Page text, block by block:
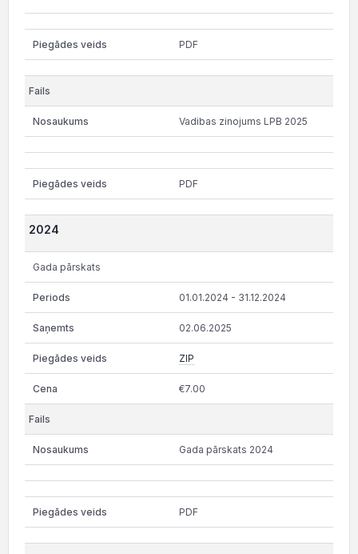
PDF
Vadibas zinojums LPB 2025
PDF
2024
Gada pārskats
01.01.2024 - 31.12.2024
02.06.2025
ZIP
€7.00
Gada pārskats 2024
PDF